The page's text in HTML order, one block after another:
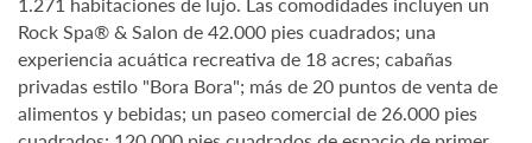
Rock Spa® & Salon de 42.000 pies cuadrados; una
experiencia acuática recreativa de 18 acres; cabañas
privadas estilo "Bora Bora"; más de 20 puntos de venta de
alimentos y bebidas; un paseo comercial de 26.000 pies